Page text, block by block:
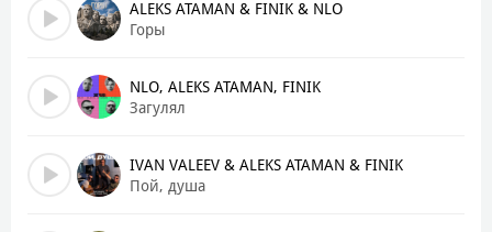
А горы-горы-горы, море-море-море
Небо-небо-небо, звёзды как песок
Звучит в ночи прекрасно твой милый голосок
Небо-небо-небо, звёзды как песок
Простые разговоры, лайтовые куплеты
Звучит в ночи прекрасно твой милый голосок
ALEKS ATAMAN & FINIK & NLO
Горы
NLO, ALEKS ATAMAN, FINIK
Загулял
IVAN VALEEV & ALEKS ATAMAN & FINIK
Пой, душа